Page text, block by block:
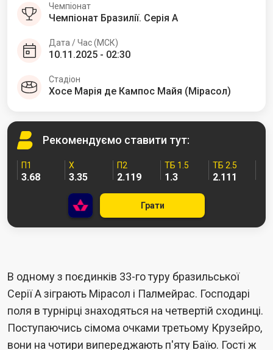
Чемпіонат
Чемпіонат Бразилії. Cерія А
Дата / Час (МСК)
10.11.2025 - 02:30
Стадіон
Хосе Марія де Кампос Майя (Мірасол)
Рекомендуємо ставити тут:
П1
3.68
Х
3.35
П2
2.119
ТБ 1.5
1.3
ТБ 2.5
2.111
Грати
В одному з поєдинків 33-го туру бразильської
Серії А зіграють Мірасол і Палмейрас. Господарі
поля в турнірці знаходяться на четвертій сходинці.
Поступаючись сімома очками третьому Крузейро,
вони на чотири випереджають п'яту Баїю. Гості ж